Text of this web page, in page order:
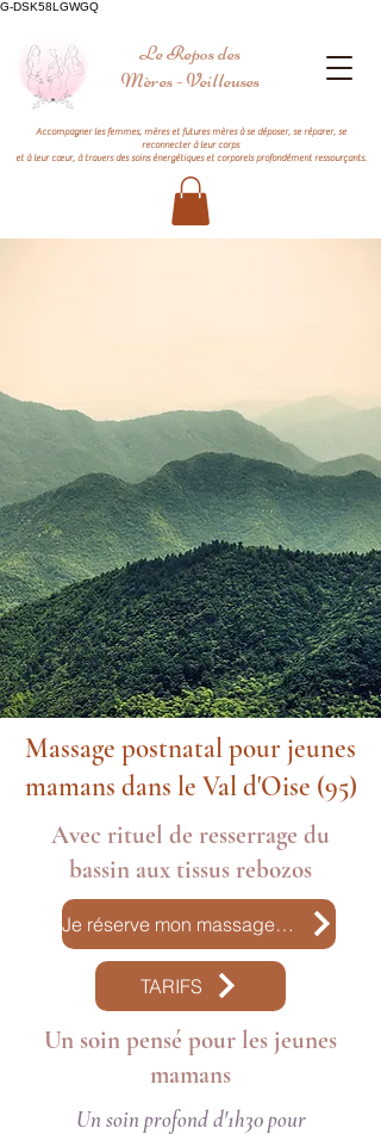
G-DSK58LGWGQ
Le Repos des
Mères - Veilleuses
Accompagner les femmes, mères et futures mères à se déposer, se réparer, se
reconnecter à leur corps
et à leur cœur, à travers des soins énergétiques et corporels profondément ressourçants.
Massage postnatal pour jeunes
mamans dans le Val d'Oise (95)
Avec rituel de resserrage du
bassin aux tissus rebozos
Je réserve mon massage postnatal
TARIFS
Un soin pensé pour les jeunes
mamans
Un soin profond d'1h30 pour